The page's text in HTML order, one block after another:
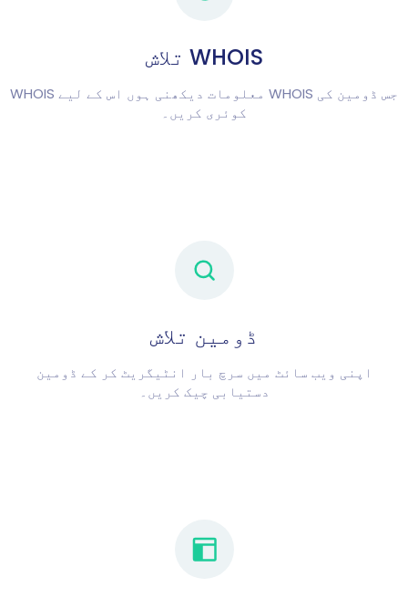
WHOIS تلاش
جس ڈومین کی WHOIS معلومات دیکھنی ہوں اس کے لیے WHOIS
کوئری کریں۔
ڈومین تلاش
اپنی ویب سائٹ میں سرچ بار انٹیگریٹ کر کے ڈومین
دستیابی چیک کریں۔